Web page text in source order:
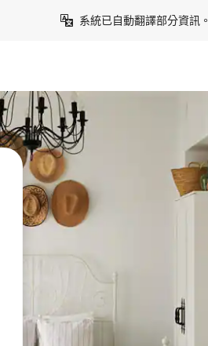
系統已自動翻譯部分資訊。
裝置。